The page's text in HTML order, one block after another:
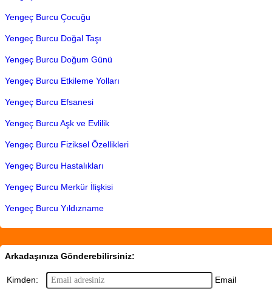
Yengeç Burcu Çocuğu
Yengeç Burcu Doğal Taşı
Yengeç Burcu Doğum Günü
Yengeç Burcu Etkileme Yolları
Yengeç Burcu Efsanesi
Yengeç Burcu Aşk ve Evlilik
Yengeç Burcu Fiziksel Özellikleri
Yengeç Burcu Hastalıkları
Yengeç Burcu Merkür İlişkisi
Yengeç Burcu Yıldızname
Arkadaşınıza Gönderebilirsiniz:
Kimden: Email